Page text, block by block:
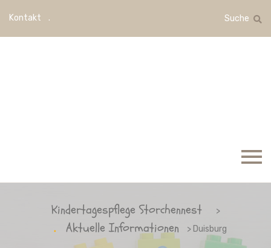
Kontakt Suche
Kindertagespflege Storchennest >
Aktuelle Informationen > Duisburg